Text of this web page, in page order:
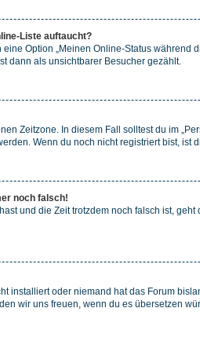
Liste auftaucht?
Option „Meinen Online-Status
dann als unsichtbarer Besucher gezählt.
Zeitzone. In diesem Fall solltest du im
Wenn du noch nicht registriert bist, ist
noch falsch!
und die Zeit trotzdem noch falsch ist,
installiert oder niemand hat das Forum
wir uns freuen, wenn du es übersetzen